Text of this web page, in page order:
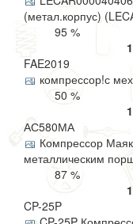
(метал.корпус)
95 %
FAE2019
компрессор!с
50 %
АС580МА
Компрессор
металлическим
87 %
CP-25P